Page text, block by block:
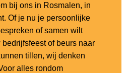
bij ons in Rosmalen, in
Of je nu je persoonlijke
of samen wilt
of beurs naar
tillen, wij denken
alles rondom